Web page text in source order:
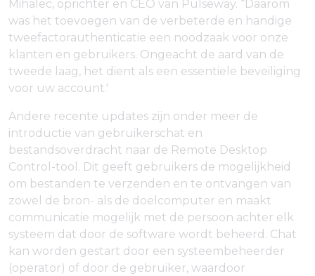
Mihalec, oprichter en CEO van Pulseway. “Daarom
was het toevoegen van de verbeterde en handige
tweefactorauthenticatie een noodzaak voor onze
klanten en gebruikers. Ongeacht de aard van de
tweede laag, het dient als een essentiële beveiliging
voor uw account.'
Andere recente updates zijn onder meer de
introductie van gebruikerschat en
bestandsoverdracht naar de Remote Desktop
Control-tool. Dit geeft gebruikers de mogelijkheid
om bestanden te verzenden en te ontvangen van
zowel de bron- als de doelcomputer en maakt
communicatie mogelijk met de persoon achter elk
systeem dat door de software wordt beheerd. Chat
kan worden gestart door een systeembeheerder
(operator) of door de gebruiker, waardoor